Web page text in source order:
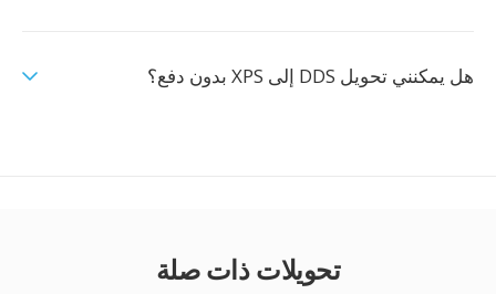
هل يمكنني تحويل DDS إلى XPS بدون دفع؟
تحويلات ذات صلة